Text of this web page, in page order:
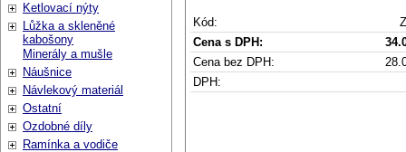
Kód:
Cena s DPH:
Cena bez DPH:
DPH:
Ketlovací nýty
Lůžka a skleněné
kabošony
Minerály a mušle
Náušnice
Návlekový materiál
Ostatní
Ozdobné díly
Ramínka a vodiče